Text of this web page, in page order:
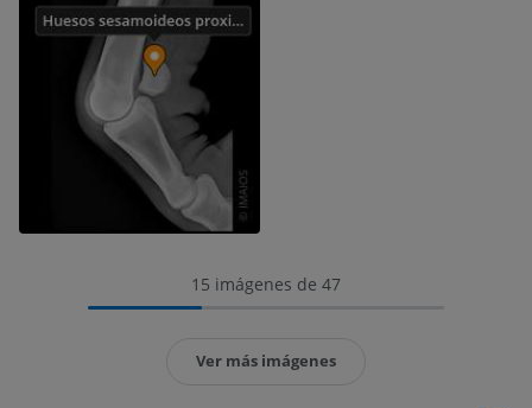
15 imágenes de 47
Ver más imágenes